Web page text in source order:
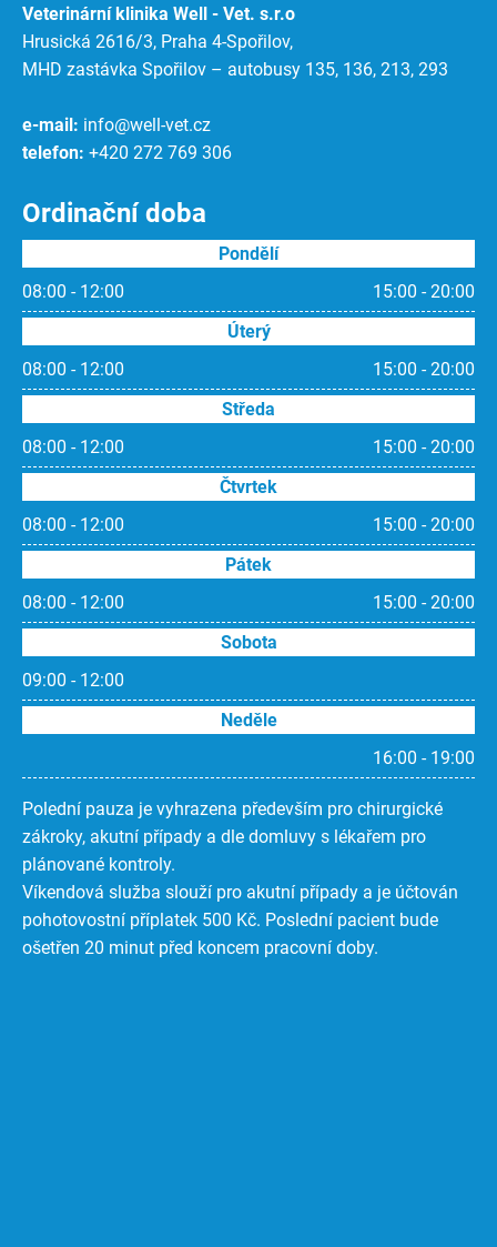
Veterinární klinika Well - Vet. s.r.o
Hrusická 2616/3, Praha 4-Spořilov,
MHD zastávka Spořilov – autobusy 135, 136, 213, 293
e-mail: info@well-vet.cz
telefon: +420 272 769 306
Ordinační doba
Pondělí
08:00 - 12:00
15:00 - 20:00
Úterý
08:00 - 12:00
15:00 - 20:00
Středa
08:00 - 12:00
15:00 - 20:00
Čtvrtek
08:00 - 12:00
15:00 - 20:00
Pátek
08:00 - 12:00
15:00 - 20:00
Sobota
09:00 - 12:00
Neděle
16:00 - 19:00
Polední pauza je vyhrazena především pro chirurgické
zákroky, akutní případy a dle domluvy s lékařem pro
plánované kontroly.
Víkendová služba slouží pro akutní případy a je účtován
pohotovostní příplatek 500 Kč. Poslední pacient bude
ošetřen 20 minut před koncem pracovní doby.